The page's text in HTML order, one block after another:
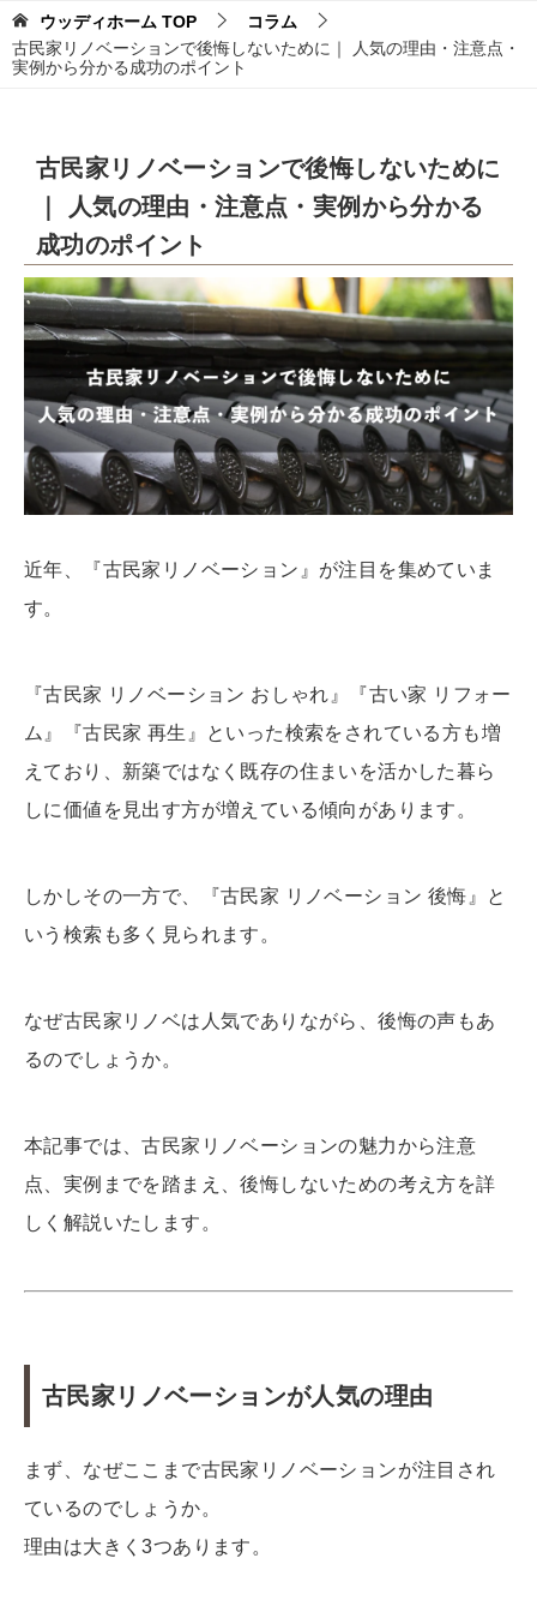
ウッディホーム TOP
コラム
古民家リノベーションで後悔しないために｜ 人気の理由・注意点・
実例から分かる成功のポイント
古民家リノベーションで後悔しないために
｜ 人気の理由・注意点・実例から分かる
成功のポイント
近年、『古民家リノベーション』が注目を集めていま
す。
『古民家 リノベーション おしゃれ』『古い家 リフォー
ム』『古民家 再生』といった検索をされている方も増
えており、 新築ではなく既存の住まいを活かした暮ら
しに価値を見出す方が増えている傾向があります。
しかしその一方で、
『古民家 リノベーション 後悔』と
いう検索も多く見られます。
なぜ古民家リノベは人気でありながら、後悔の声もあ
るのでしょうか。
本記事では、古民家リノベーションの魅力から注意
点、実例までを踏まえ、後悔しないための考え方を詳
しく解説いたします。
古民家リノベーションが人気の理由
まず、なぜここまで古民家リノベーションが注目され
ているのでしょうか。
理由は大きく3つあります。